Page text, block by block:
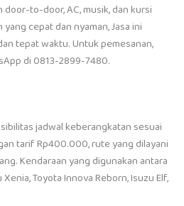
to-door, AC, musik, dan kursi
cepat dan nyaman, Jasa ini
tepat waktu. Untuk pemesanan,
di 0813-2899-7480.
jadwal keberangkatan sesuai
tarif Rp400.000, rute yang dilayani
Kendaraan yang digunakan antara
Toyota Innova Reborn, Isuzu Elf,